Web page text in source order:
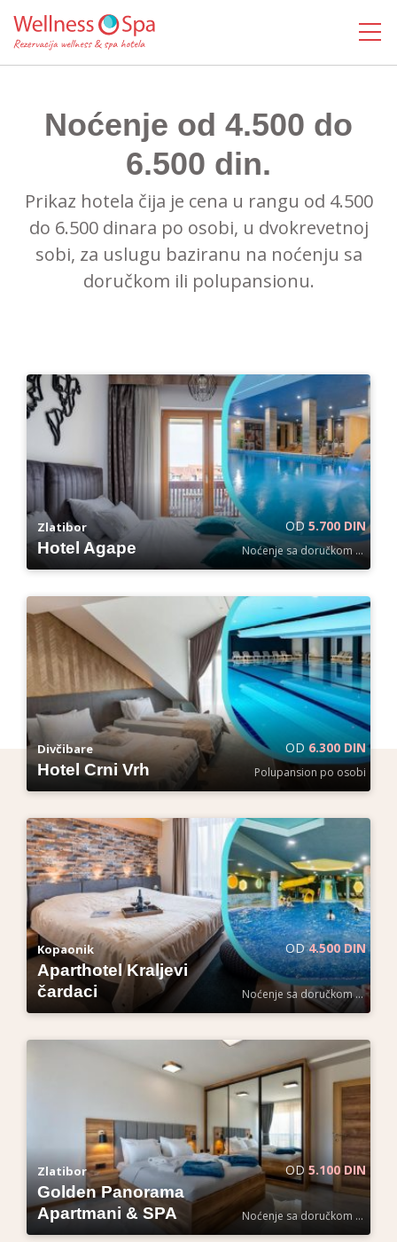
Noćenje od 4.500 do
6.500 din.
Prikaz hotela čija je cena u rangu od 4.500
do 6.500 dinara po osobi, u dvokrevetnoj
sobi, za uslugu baziranu na noćenju sa
doručkom ili polupansionu.
Zlatibor
Hotel Agape
OD 5.700 DIN
Noćenje sa doručkom po osobi
Divčibare
Hotel Crni Vrh
OD6.300 DIN
Polupansion po osobi
Kopaonik
Aparthotel Kraljevi
čardaci
OD4.500 DIN
Noćenje sa doručkom po osobi
Zlatibor
Golden Panorama
Apartmani & SPA
OD 5.100 DIN
Noćenje sa doručkom po osobi